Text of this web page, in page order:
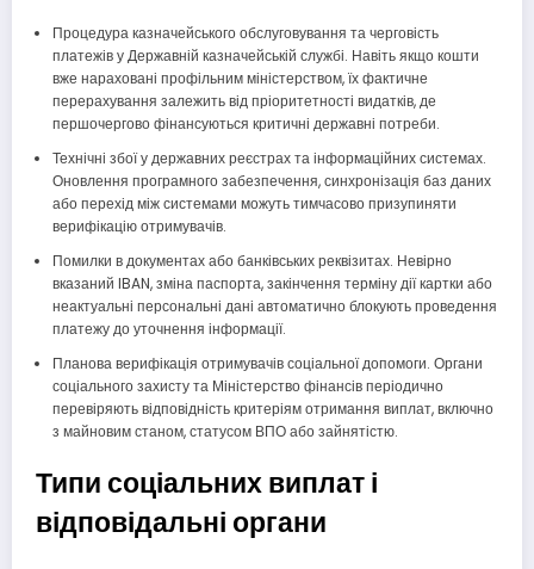
Процедура казначейського обслуговування та черговість
платежів у Державній казначейській службі. Навіть якщо кошти
вже нараховані профільним міністерством, їх фактичне
перерахування залежить від пріоритетності видатків, де
першочергово фінансуються критичні державні потреби.
Технічні збої у державних реєстрах та інформаційних системах.
Оновлення програмного забезпечення, синхронізація баз даних
або перехід між системами можуть тимчасово призупиняти
верифікацію отримувачів.
Помилки в документах або банківських реквізитах. Невірно
вказаний IBAN, зміна паспорта, закінчення терміну дії картки або
неактуальні персональні дані автоматично блокують проведення
платежу до уточнення інформації.
Планова верифікація отримувачів соціальної допомоги. Органи
соціального захисту та Міністерство фінансів періодично
перевіряють відповідність критеріям отримання виплат, включно
з майновим станом, статусом ВПО або зайнятістю.
Типи соціальних виплат і
відповідальні органи